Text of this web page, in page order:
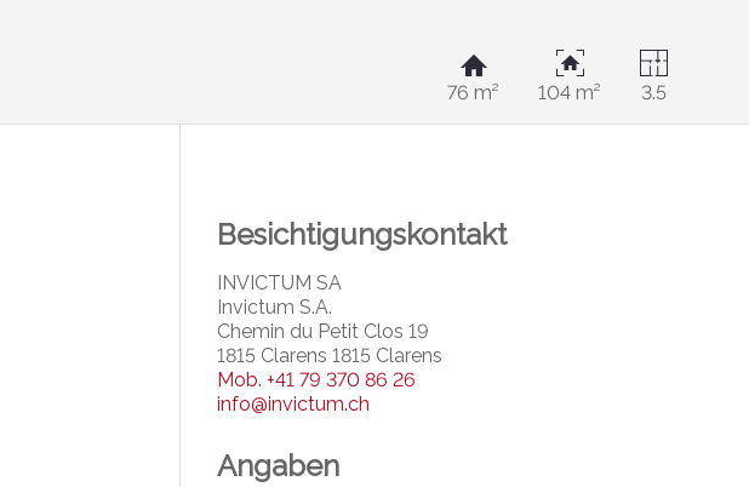
76 m²
104 m² 3.5
Besichtigungskontakt
INVICTUM SA
Invictum S.A.
Chemin du Petit Clos 19
1815 Clarens 1815 Clarens
Mob. +41 79 370 86 26
info@invictum.ch
Angaben